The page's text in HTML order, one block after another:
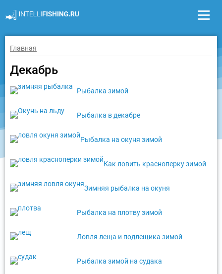
Главная
Декабрь
Рыбалка зимой
Рыбалка в декабре
Рыбалка на окуня зимой
Как ловить красноперку зимой
Зимняя рыбалка на окуня
Рыбалка на плотву зимой
Ловля леща и подлещика зимой
Рыбалка зимой на судака